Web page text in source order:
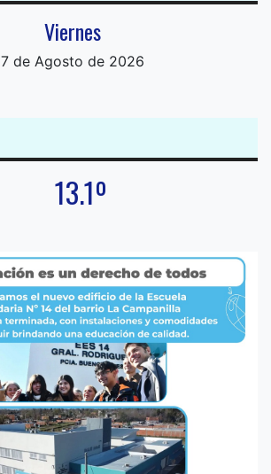
Viernes
7 de Agosto de 2026
13.1º